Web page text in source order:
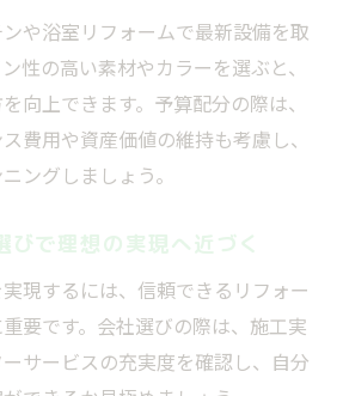
や浴室リフォームで最新設備を取
性の高い素材やカラーを選ぶと、
向上できます。予算配分の際は、
費用や資産価値の維持も考慮し、
ングしましょう。
びで理想の実現へ近づく
現するには、信頼できるリフォー
要です。会社選びの際は、施工実
サービスの充実度を確認し、自分